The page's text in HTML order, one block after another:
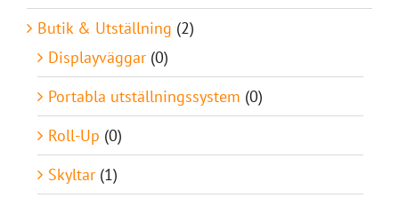
Butik & Utställning (2)
Displayväggar (0)
Portabla utställningssystem (0)
Roll-Up (0)
Skyltar (1)